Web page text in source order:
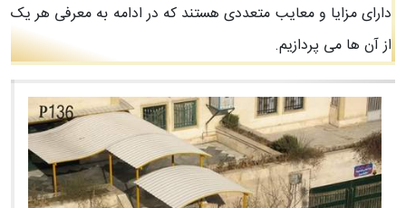
دارای مزایا و معایب متعددی هستند که در ادامه به معرفی هر یک
از آن ها می پردازیم.